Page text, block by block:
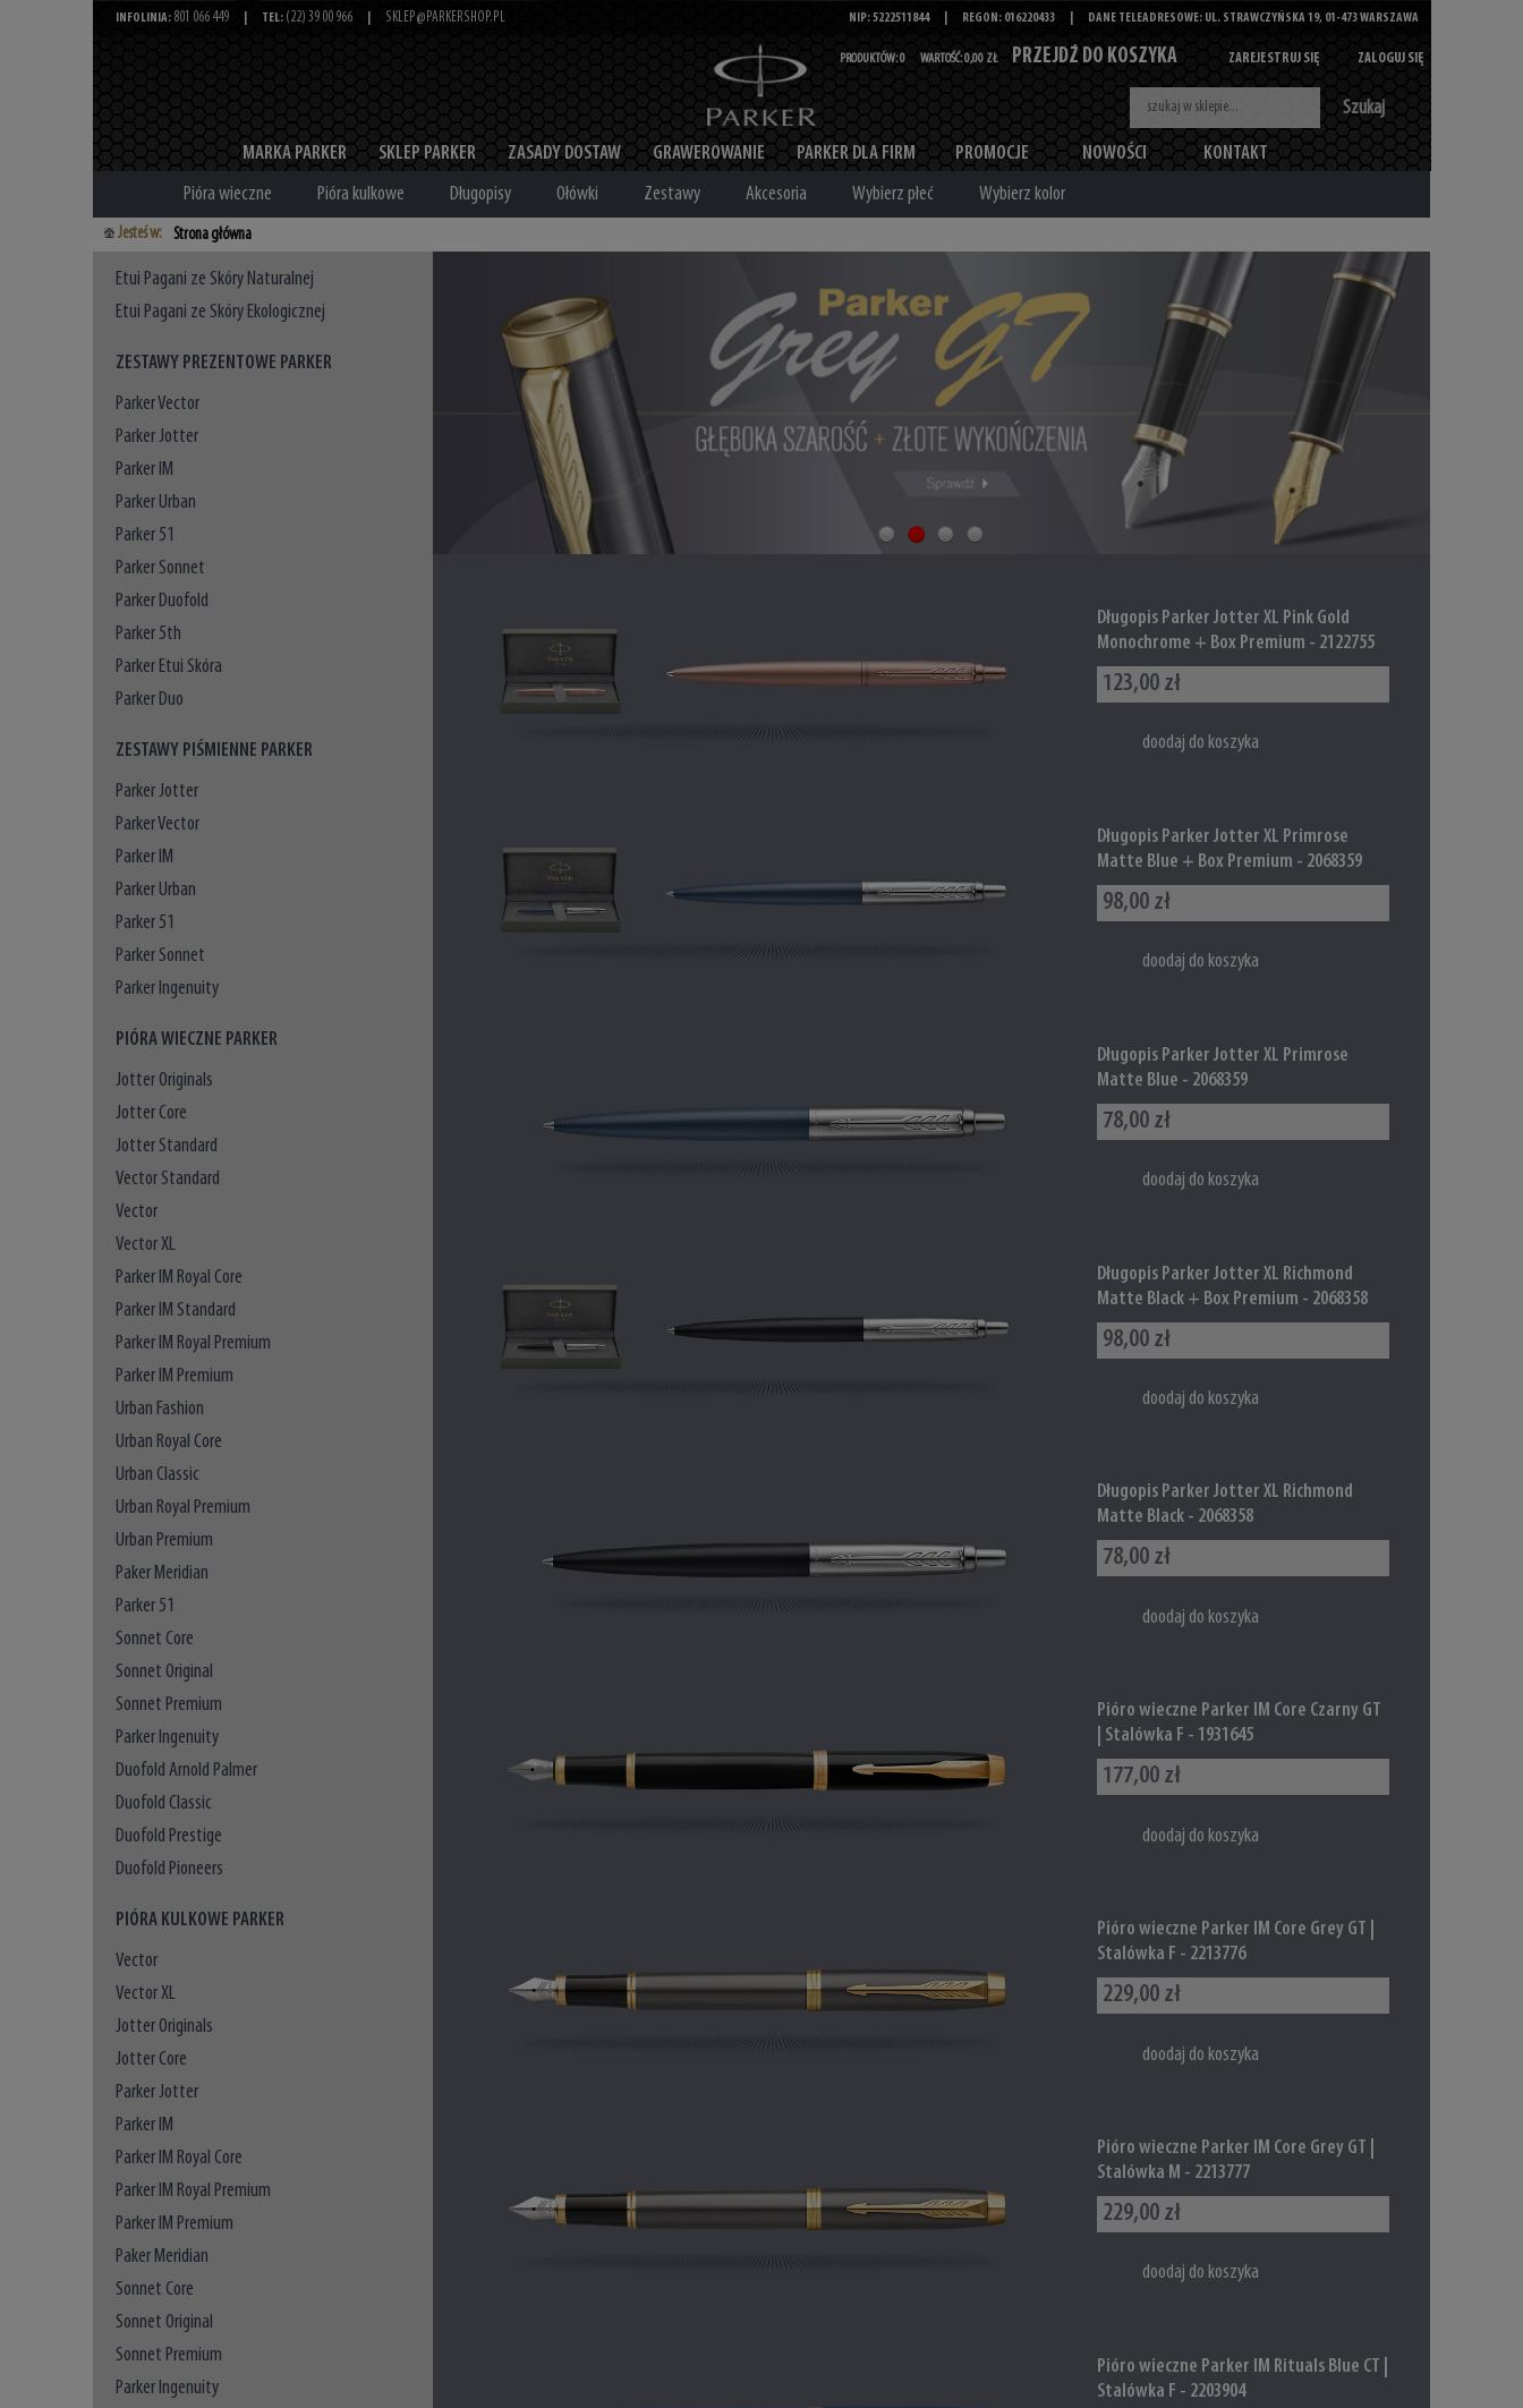
Szukaj
MARKA PARKER SKLEP PARKER ZASADY DOSTAW GRAWEROWANIE PARKER DLA FIRM PROMOCJE NOWOŚCI KONTAKT
ZAREJESTRUJ SIĘ ZALOGUJ SIĘ
PRODUKTÓW:0 WARTOŚĆ:0,00 ZŁ PRZEJDŹ DO KOSZYKA
INFOLINIA: 801 066 449 TEL: (22) 39 00 966 SKLEP@PARKERSHOP.PL NIP: 5222511844 REGON: 016220433 DANE TELEADRESOWE: UL. STRAWCZYŃSKA 19, 01-473 WARSZAWA
Pióra wieczne Pióra kulkowe Długopisy Ołówki Zestawy Akcesoria Wybierz płeć Wybierz kolor
Jesteś w: Strona główna
Etui Pagani ze Skóry Naturalnej
Etui Pagani ze Skóry Ekologicznej
ZESTAWY PREZENTOWE PARKER
Parker Vector
Parker Jotter
Parker IM
Parker Urban
Parker 51
Parker Sonnet
Parker Duofold
Parker 5th
Parker Etui Skóra
Parker Duo
ZESTAWY PIŚMIENNE PARKER
Parker Jotter
Parker Vector
Parker IM
Parker Urban
Parker 51
Parker Sonnet
Parker Ingenuity
PIÓRA WIECZNE PARKER
Jotter Originals
Jotter Core
Jotter Standard
Vector Standard
Vector
Vector XL
Parker IM Royal Core
Parker IM Standard
Parker IM Royal Premium
Parker IM Premium
Urban Fashion
Urban Royal Core
Urban Classic
Urban Royal Premium
Urban Premium
Paker Meridian
Parker 51
Sonnet Core
Sonnet Original
Sonnet Premium
Parker Ingenuity
Duofold Arnold Palmer
Duofold Classic
Duofold Prestige
Duofold Pioneers
PIÓRA KULKOWE PARKER
Vector
Vector XL
Jotter Originals
Jotter Core
Parker Jotter
Parker IM
Parker IM Royal Core
Parker IM Royal Premium
Parker IM Premium
Paker Meridian
Sonnet Core
Sonnet Original
Sonnet Premium
Parker Ingenuity
Długopis Parker Jotter XL Pink Gold
Monochrome + Box Premium - 2122755
123,00 zł
doodaj do koszyka
Długopis Parker Jotter XL Primrose
Matte Blue + Box Premium - 2068359
98,00 zł
doodaj do koszyka
Długopis Parker Jotter XL Primrose
Matte Blue - 2068359
78,00 zł
doodaj do koszyka
Długopis Parker Jotter XL Richmond
Matte Black + Box Premium - 2068358
98,00 zł
doodaj do koszyka
Długopis Parker Jotter XL Richmond
Matte Black - 2068358
78,00 zł
doodaj do koszyka
Pióro wieczne Parker IM Core Czarny GT
| Stalówka F - 1931645
177,00 zł
doodaj do koszyka
Pióro wieczne Parker IM Core Grey GT |
Stalówka F - 2213776
229,00 zł
doodaj do koszyka
Pióro wieczne Parker IM Core Grey GT |
Stalówka M - 2213777
229,00 zł
doodaj do koszyka
Pióro wieczne Parker IM Rituals Blue CT |
Stalówka F - 2203904